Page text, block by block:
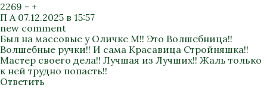
2269 - +
П А 07.12.2025 в 15:57
new comment
Был на массовые у Оличке М!! Это Волшебница!!
Волшебные ручки!! И сама Красавица Стройняшка!!
Мастер своего дела!! Лучшая из Лучших!! Жаль только
к ней трудно попасть!!
Ответить